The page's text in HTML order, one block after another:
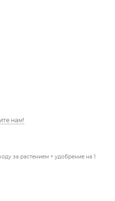
нам!
за растением + удобрение на 1